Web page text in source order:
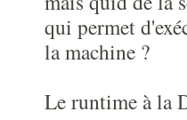
qui permet
la machine ?
Le runtime à la